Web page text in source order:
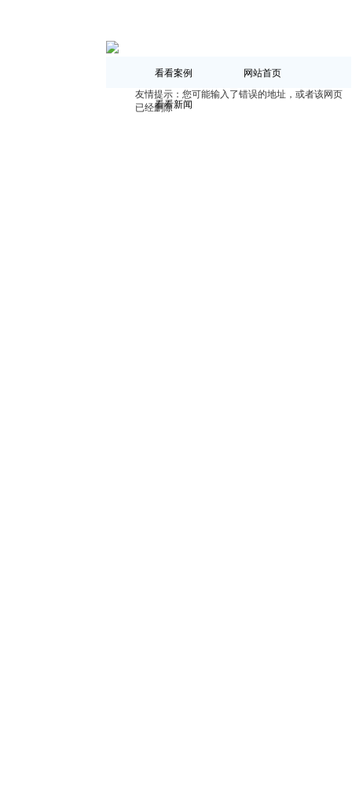
看看案例 网站首页
看看新闻
友情提示：您可能输入了错误的地址，或者该网页
已经删除